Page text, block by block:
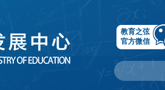
教育之弦
官方微信